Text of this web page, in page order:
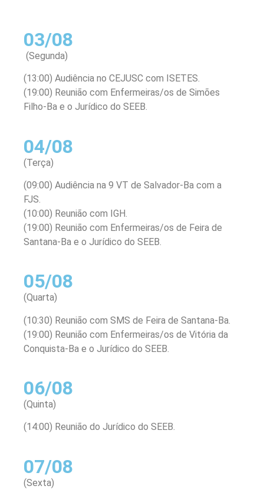
03/08
(Segunda)
(13:00) Audiência no CEJUSC com ISETES.
(19:00) Reunião com Enfermeiras/os de Simões
Filho-Ba e o Jurídico do SEEB.
04/08
(Terça)
(09:00) Audiência na 9 VT de Salvador-Ba com a
FJS.
(10:00) Reunião com IGH.
(19:00) Reunião com Enfermeiras/os de Feira de
Santana-Ba e o Jurídico do SEEB.
05/08
(Quarta)
(10:30) Reunião com SMS de Feira de Santana-Ba.
(19:00) Reunião com Enfermeiras/os de Vitória da
Conquista-Ba e o Jurídico do SEEB.
06/08
(Quinta)
(14:00) Reunião do Jurídico do SEEB.
07/08
(Sexta)